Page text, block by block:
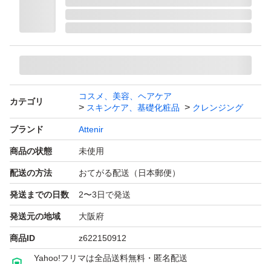
カテゴリ
コスメ、美容、ヘアケア
スキンケア、基礎化粧品
クレンジング
ブランド Attenir
商品の状態 未使用
配送の方法 おてがる配送（日本郵便）
発送までの日数 2〜3日で発送
発送元の地域 大阪府
商品ID z622150912
Yahoo!フリマは全品送料無料・匿名配送